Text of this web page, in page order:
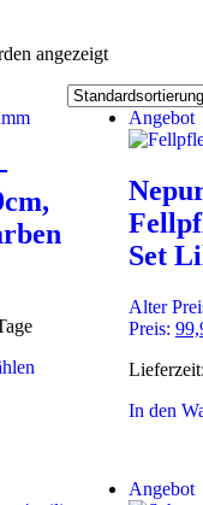
angezeigt
Angebot
Set
Alter
Preis:
Lieferzeit:
In den
Angebot